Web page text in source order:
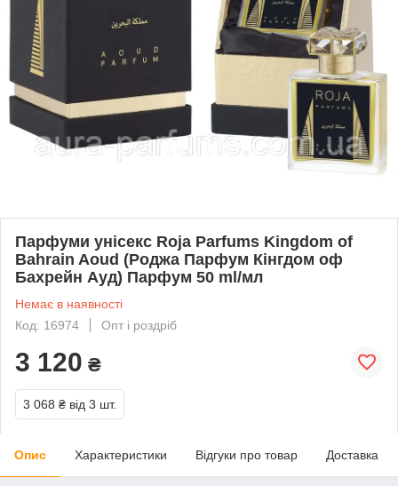
Парфуми унісекс Roja Parfums Kingdom of
Bahrain Aoud (Роджа Парфум Кінгдом оф
Бахрейн Ауд) Парфум 50 ml/мл
Немає в наявності
Код: 16974
Опт і роздріб
3 120 ₴
3 068 ₴ від 3 шт.
Опис Характеристики Відгуки про товар Доставка